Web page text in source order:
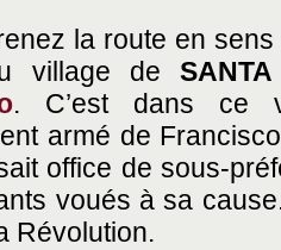
la route en
village de
. C’est dans ce
armé de
office de sous-
voués à sa
Révolution.